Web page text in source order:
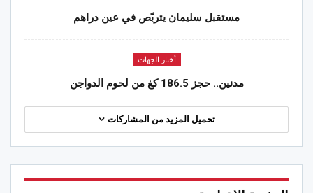
مستقبل سليمان يتربّص في عين دراهم
أخبار الجهات
مدنين.. حجز 186.5 كغ من لحوم الدواجن
تحميل المزيد من المشاركات